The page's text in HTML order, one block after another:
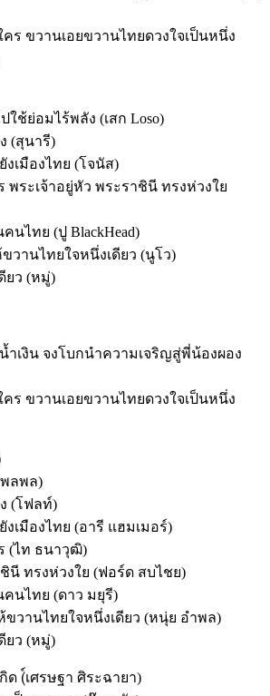
ร ขวานเอยขวานไทยดวงใจเป็นหนึ่ง
ช้ย่อมไร้พลัง (เสก Loso)
(สุนารี)
เมืองไทย (โจนัส)
ระเจ้าอยู่หัว พระราชินี ทรงห่วงใย
นไทย (ปู BlackHead)
วานไทยใจหนึ่งเดียว (นูโว)
ยว (หมู่)
ำเงิน จงโบกนำความเจริญสู่พี่น้องผอง
ร ขวานเอยขวานไทยดวงใจเป็นหนึ่ง
ลพล)
(โฟลท์)
เมืองไทย (อารี แฮมเมอร์)
(ไท ธนาวุฒิ)
นี ทรงห่วงใย (ฟอร์ด สบไชย)
คนไทย (ดาว มยุรี)
วานไทยใจหนึ่งเดียว (หนุ่ย อำพล)
ยว (หมู่)
(์เศรษฐา ศิระฉายา)